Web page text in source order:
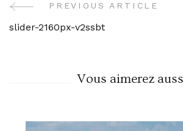
Post
PREVIOUS ARTICLE
slider-2160px-v2ssbt
Vous aimerez